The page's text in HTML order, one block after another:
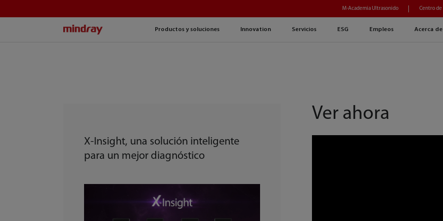
Productos y soluciones Innovation Servicios ESG Empleos Acerca
M-Academia Ultrasonido Centro de
X-Insight, una solución inteligente
para un mejor diagnóstico
Ver ahora